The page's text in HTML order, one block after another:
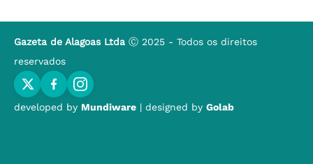
Gazeta de Alagoas Ltda Ⓒ 2025 - Todos os direitos
reservados
developed by Mundiware | designed by Golab